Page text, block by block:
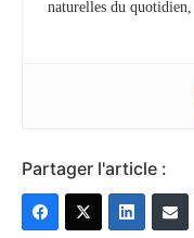
naturelles du
Partager l'article :